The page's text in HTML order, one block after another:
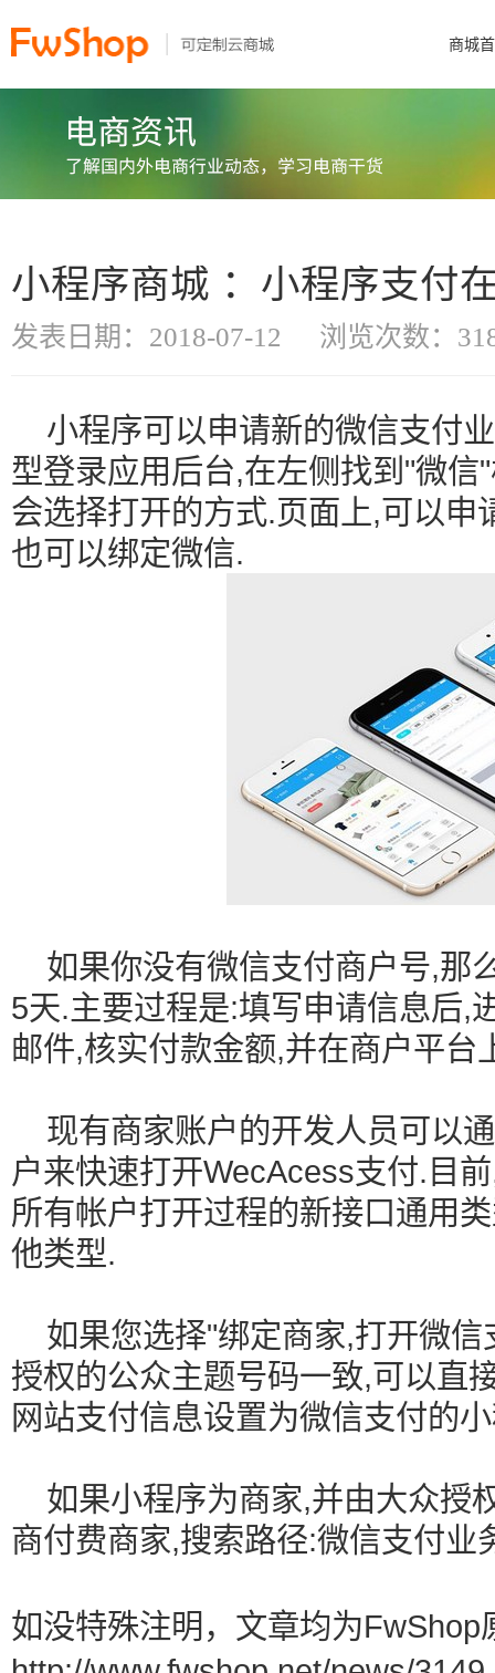
商城
小程序商城 ：小程序支付
发表日期：2018-07-12 浏览次数：
小程序可以申请新的微信支付
型登录应用后台,在左侧找到"微
会选择打开的方式.页面上,可以
也可以绑定微信.
如果你没有微信支付商户号,那
5天.主要过程是:填写申请信息后,
邮件,核实付款金额,并在商户平台
现有商家账户的开发人员可以
户来快速打开WecAcess支付.目
所有帐户打开过程的新接口通用
他类型.
如果您选择"绑定商家,打开微信
授权的公众主题号码一致,可以直
网站支付信息设置为微信支付的
如果小程序为商家,并由大众授
商付费商家,搜索路径:微信支付业
如没特殊注明，文章均为FwShop